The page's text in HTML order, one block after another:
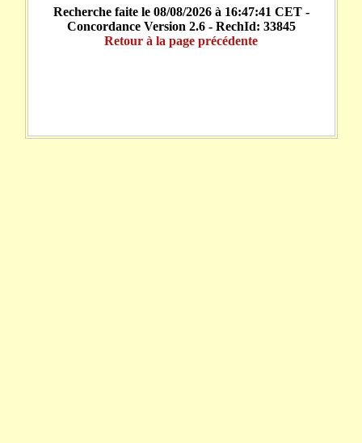
Recherche faite le 08/08/2026 à 16:47:41 CET -
Concordance Version 2.6 - RechId: 33845
Retour à la page précédente